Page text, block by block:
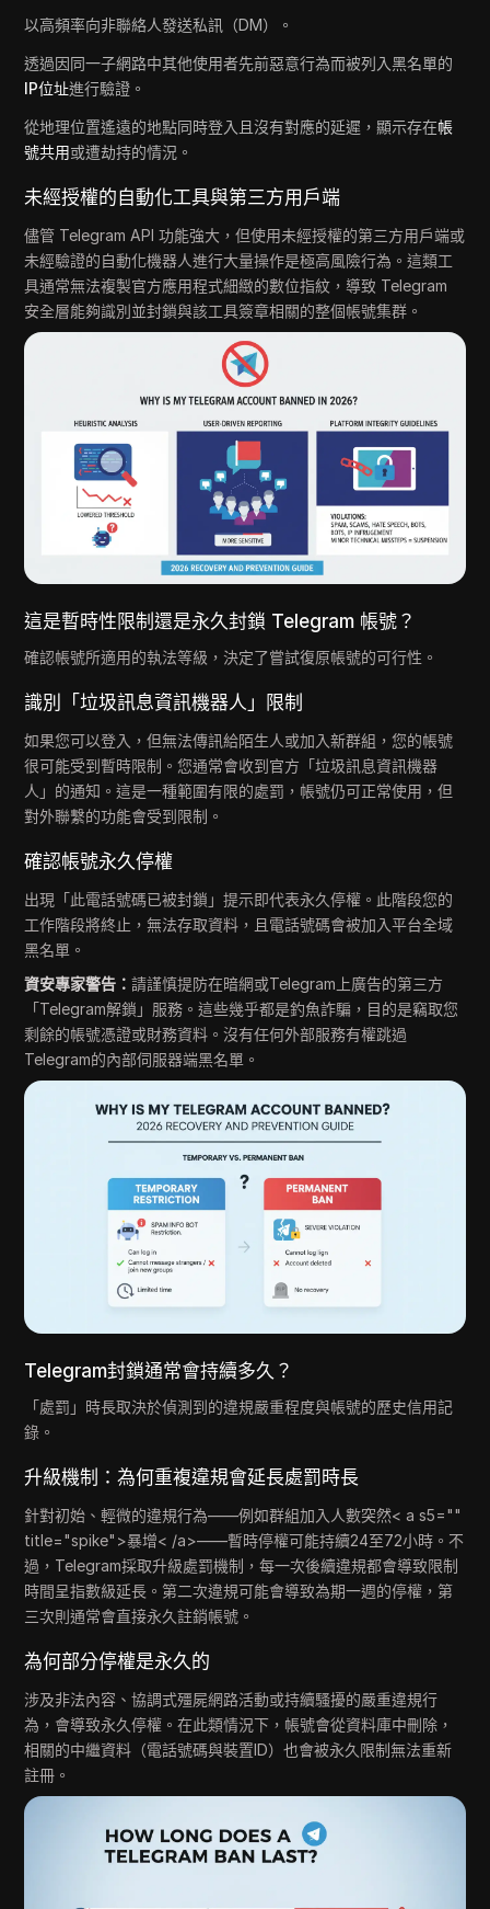
以高頻率向非聯絡人發送私訊（DM）。
透過因同一子網路中其他使用者先前惡意行為而被列入黑名單的
IP位址進行驗證。
從地理位置遙遠的地點同時登入且沒有對應的延遲，顯示存在帳
號共用或遭劫持的情況。
未經授權的自動化工具與第三方用戶端
儘管 Telegram API 功能強大，但使用未經授權的第三方用戶端或
未經驗證的自動化機器人進行大量操作是極高風險行為。這類工
具通常無法複製官方應用程式細緻的數位指紋，導致 Telegram
安全層能夠識別並封鎖與該工具簽章相關的整個帳號集群。
這是暫時性限制還是永久封鎖 Telegram 帳號？
確認帳號所適用的執法等級，決定了嘗試復原帳號的可行性。
識別「垃圾訊息資訊機器人」限制
如果您可以登入，但無法傳訊給陌生人或加入新群組，您的帳號
很可能受到暫時限制。您通常會收到官方「垃圾訊息資訊機器
人」的通知。這是一種範圍有限的處罰，帳號仍可正常使用，但
對外聯繫的功能會受到限制。
確認帳號永久停權
出現「此電話號碼已被封鎖」提示即代表永久停權。此階段您的
工作階段將終止，無法存取資料，且電話號碼會被加入平台全域
黑名單。
資安專家警告：請謹慎提防在暗網或Telegram上廣告的第三方
「Telegram解鎖」服務。這些幾乎都是釣魚詐騙，目的是竊取您
剩餘的帳號憑證或財務資料。沒有任何外部服務有權跳過
Telegram的內部伺服器端黑名單。
Telegram封鎖通常會持續多久？
「處罰」時長取決於偵測到的違規嚴重程度與帳號的歷史信用記
錄。
升級機制：為何重複違規會延長處罰時長
針對初始、輕微的違規行為——例如群組加入人數突然< a s5=""
title="spike">暴增< /a>——暫時停權可能持續24至72小時。不
過，Telegram採取升級處罰機制，每一次後續違規都會導致限制
時間呈指數級延長。第二次違規可能會導致為期一週的停權，第
三次則通常會直接永久註銷帳號。
為何部分停權是永久的
涉及非法內容、協調式殭屍網路活動或持續騷擾的嚴重違規行
為，會導致永久停權。在此類情況下，帳號會從資料庫中刪除，
相關的中繼資料（電話號碼與裝置ID）也會被永久限制無法重新
註冊。